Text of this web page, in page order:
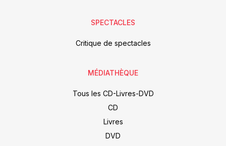
SPECTACLES
Critique de spectacles
MÉDIATHÈQUE
Tous les CD-Livres-DVD
CD
Livres
DVD